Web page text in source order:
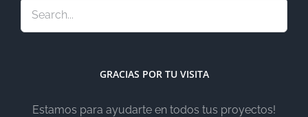
GRACIAS POR TU VISITA
Estamos para ayudarte en todos tus proyectos!